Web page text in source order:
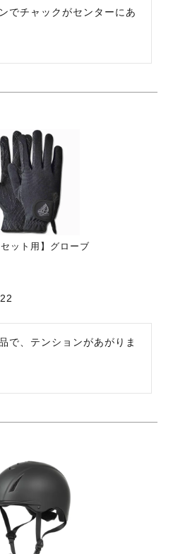
でチャックがセンターにあ
ット用】グローブ
で、テンションがあがりま